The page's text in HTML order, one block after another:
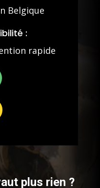
Belgique
:
rapide
plus rien ?